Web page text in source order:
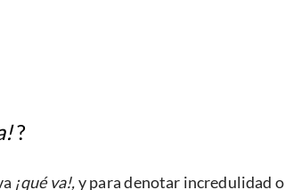
?
¡qué va!,y para denotar incredulidad o